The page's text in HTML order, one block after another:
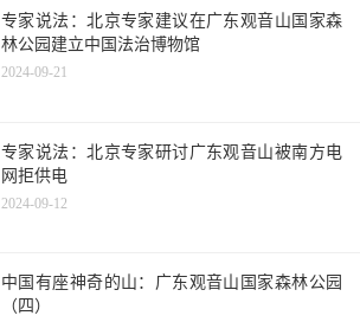
专家说法：北京专家建议在广东观音山国家森
林公园建立中国法治博物馆
2024-09-21
专家说法：北京专家研讨广东观音山被南方电
网拒供电
2024-09-12
中国有座神奇的山：广东观音山国家森林公园
（四）